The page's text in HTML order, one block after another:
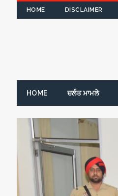
HOME DISCLAIMER
HOME ਚਲੰਤ ਮਾਮਲੇ